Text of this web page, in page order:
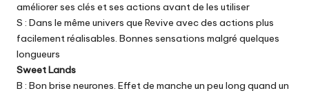
améliorer ses clés et ses actions avant de les utiliser
S : Dans le même univers que Revive avec des actions plus
facilement réalisables. Bonnes sensations malgré quelques
longueurs
Sweet Lands
B : Bon brise neurones. Effet de manche un peu long quand un